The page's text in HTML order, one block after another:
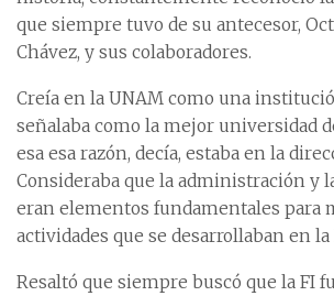
que siempre tuvo de su antecesor,
Chávez, y sus colaboradores.
Creía en la UNAM como una
señalaba como la mejor universidad
esa esa razón, decía, estaba en la
Consideraba que la administración y
eran elementos fundamentales para
actividades que se desarrollaban en la
Resaltó que siempre buscó que la FI